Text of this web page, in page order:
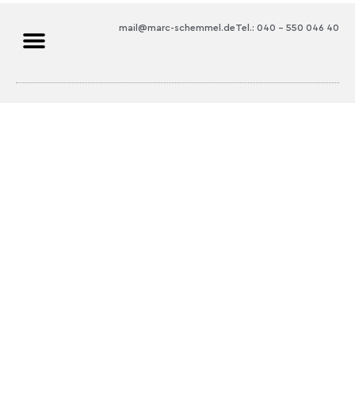
Tel.: 040 – 550 046 40
mail@marc-schemmel.de